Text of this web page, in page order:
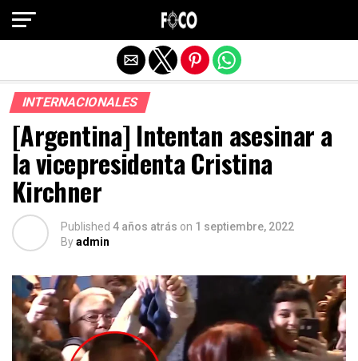
INTERNACIONALES
[Argentina] Intentan asesinar a
la vicepresidenta Cristina
Kirchner
Published 4 años atrás on 1 septiembre, 2022
Byadmin
Salir de la versión móvil